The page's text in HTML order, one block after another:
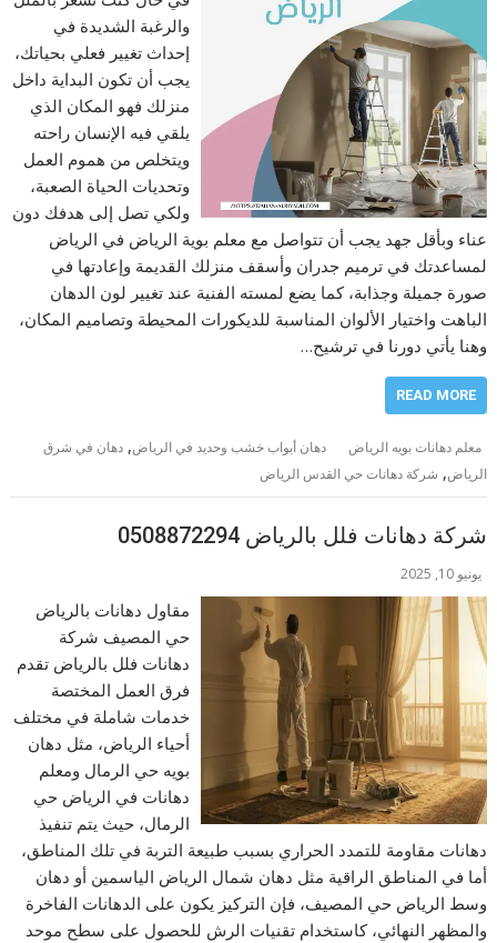
والرغبة الشديدة في
إحداث تغيير فعلي بحياتك،
يجب أن تكون البداية داخل
منزلك فهو المكان الذي
يلقي فيه الإنسان راحته
ويتخلص من هموم العمل
وتحديات الحياة الصعبة،
ولكي تصل إلى هدفك دون
عناء وبأقل جهد يجب أن تتواصل مع معلم بوية الرياض في الرياض
لمساعدتك في ترميم جدران وأسقف منزلك القديمة وإعادتها في
صورة جميلة وجذابة، كما يضع لمسته الفنية عند تغيير لون الدهان
الباهت واختيار الألوان المناسبة للديكورات المحيطة وتصاميم المكان،
وهنا يأتي دورنا في ترشيح…
READ MORE
معلم دهانات بويه الرياض دهان أبواب خشب وحديد في الرياض,دهان في شرق
الرياض, شركة دهانات حي القدس الرياض
شركة دهانات فلل بالرياض 0508872294
يونيو 10, 2025
مقاول دهانات بالرياض
حي المصيف شركة
دهانات فلل بالرياض تقدم
فرق العمل المختصة
خدمات شاملة في مختلف
أحياء الرياض، مثل دهان
بويه حي الرمال ومعلم
دهانات في الرياض حي
الرمال، حيث يتم تنفيذ
دهانات مقاومة للتمدد الحراري بسبب طبيعة التربة في تلك المناطق،
أما في المناطق الراقية مثل دهان شمال الرياض الياسمين أو دهان
وسط الرياض حي المصيف، فإن التركيز يكون على الدهانات الفاخرة
والمظهر النهائي، كاستخدام تقنيات الرش للحصول على سطح موحد